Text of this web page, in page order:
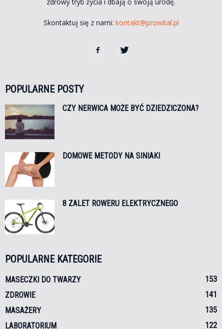
Skontaktuj się z nami: kontakt@prowital.pl
POPULARNE POSTY
CZY NERWICA MOŻE BYĆ DZIEDZICZONA?
DOMOWE METODY NA SINIAKI
8 ZALET ROWERU ELEKTRYCZNEGO
POPULARNE KATEGORIE
MASECZKI DO TWARZY
153
ZDROWIE
141
MASAŻERY
135
LABORATORIUM
122